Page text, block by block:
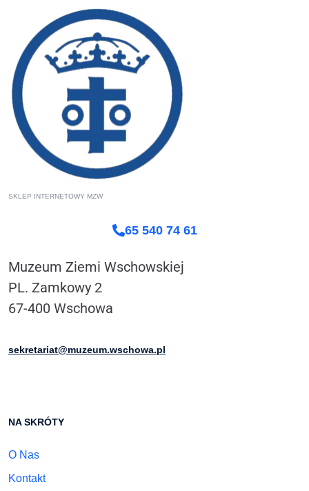
SKLEP INTERNETOWY MZW
65 540 74 61
Muzeum Ziemi Wschowskiej
PL. Zamkowy 2
67-400 Wschowa
sekretariat@muzeum.wschowa.pl
NA SKRÓTY
O Nas
Kontakt